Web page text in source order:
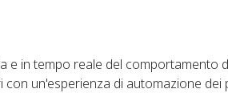
e in tempo reale del comportamento
un'esperienza di automazione